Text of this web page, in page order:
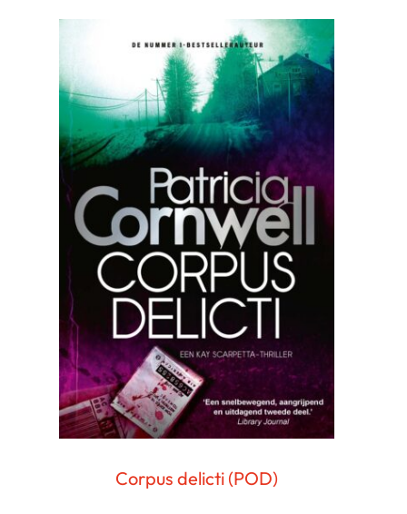
Corpus delicti (POD)